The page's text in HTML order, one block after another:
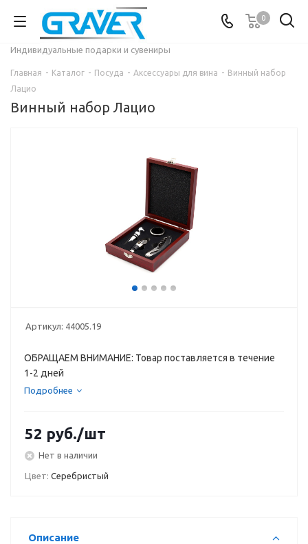
0
Индивидуальные подарки и сувениры
Главная - Каталог - Посуда - Аксессуары для вина - Винный набор
Лацио
Винный набор Лацио
Артикул: 44005.19
ОБРАЩАЕМ ВНИМАНИЕ: Товар поставляется в течение
1-2 дней
Подробнее
52 руб./шт
Нет в наличии
Цвет: Серебристый
Описание